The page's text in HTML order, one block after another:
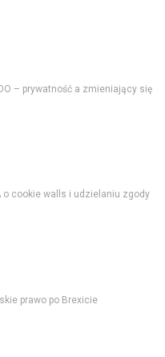
– prywatność a zmieniający się
o cookie walls i udzielaniu zgody
prawo po Brexicie